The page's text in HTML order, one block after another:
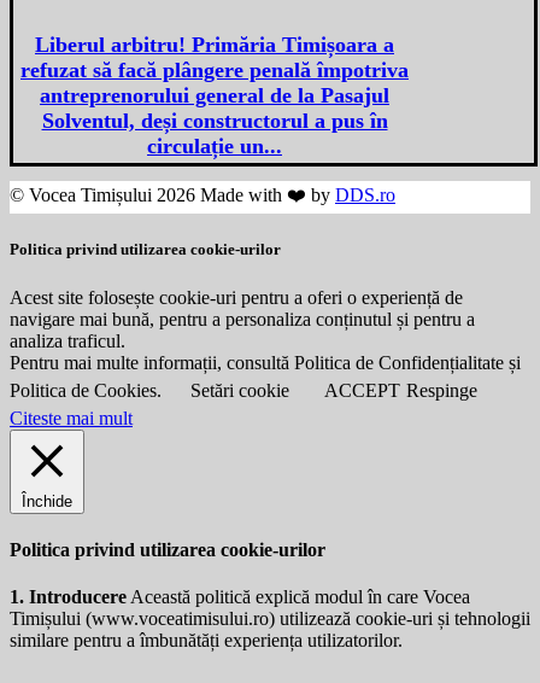
Liberul arbitru! Primăria Timișoara a
refuzat să facă plângere penală împotriva
antreprenorului general de la Pasajul
Solventul, deși constructorul a pus în
circulație un...
© Vocea Timișului 2026 Made with ❤️ by DDS.ro
Politica privind utilizarea cookie-urilor
Acest site folosește cookie-uri pentru a oferi o experiență de
navigare mai bună, pentru a personaliza conținutul și pentru a
analiza traficul.
Pentru mai multe informații, consultă Politica de Confidențialitate și
Politica de Cookies.
Setări cookie ACCEPT Respinge
Citeste mai mult
Închide
Politica privind utilizarea cookie-urilor
1. Introducere Această politică explică modul în care Vocea
Timișului (www.voceatimisului.ro) utilizează cookie-uri și tehnologii
similare pentru a îmbunătăți experiența utilizatorilor.